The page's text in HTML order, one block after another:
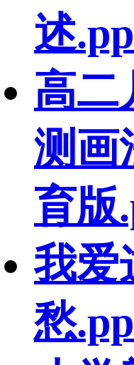
述
高二
测画
育版
我爱
愁